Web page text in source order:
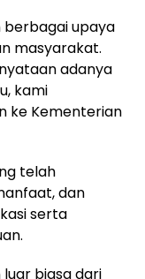
berbagai upaya
masyarakat.
adanya
kami
ke Kementerian
telah
dan
serta
biasa dari